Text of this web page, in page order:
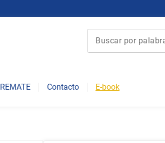
Buscar por palabra
REMATE Contacto E-book